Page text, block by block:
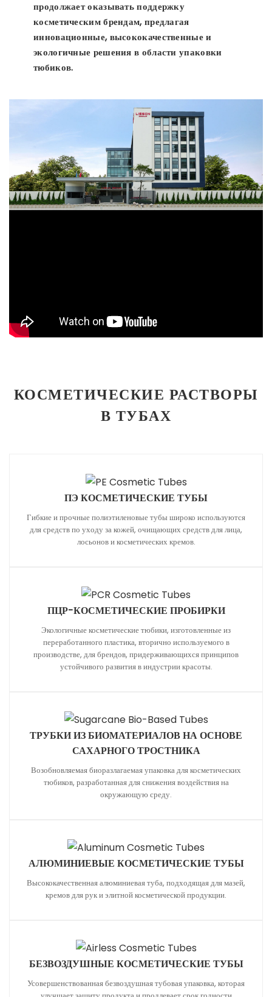
продолжает оказывать поддержку
косметическим брендам, предлагая
инновационные, высококачественные и
экологичные решения в области упаковки
тюбиков.
КОСМЕТИЧЕСКИЕ РАСТВОРЫ
В ТУБАХ
ПЭ КОСМЕТИЧЕСКИЕ ТУБЫ
Гибкие и прочные полиэтиленовые тубы широко используются
для средств по уходу за кожей, очищающих средств для лица,
лосьонов и косметических кремов.
ПЦР-КОСМЕТИЧЕСКИЕ ПРОБИРКИ
Экологичные косметические тюбики, изготовленные из
переработанного пластика, вторично используемого в
производстве, для брендов, придерживающихся принципов
устойчивого развития в индустрии красоты.
ТРУБКИ ИЗ БИОМАТЕРИАЛОВ НА ОСНОВЕ
САХАРНОГО ТРОСТНИКА
Возобновляемая биоразлагаемая упаковка для косметических
тюбиков, разработанная для снижения воздействия на
окружающую среду.
АЛЮМИНИЕВЫЕ КОСМЕТИЧЕСКИЕ ТУБЫ
Высококачественная алюминиевая туба, подходящая для мазей,
кремов для рук и элитной косметической продукции.
БЕЗВОЗДУШНЫЕ КОСМЕТИЧЕСКИЕ ТУБЫ
Усовершенствованная безвоздушная тубовая упаковка, которая